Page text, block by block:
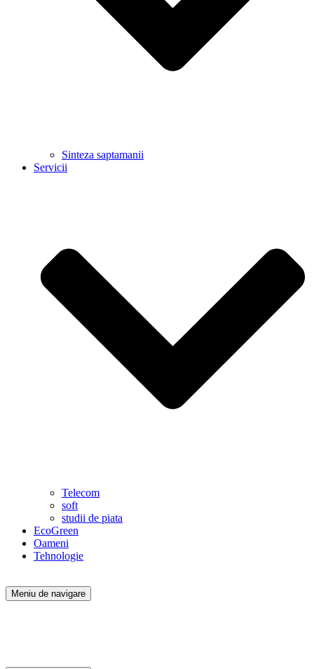
Sinteza saptamanii
Servicii
Telecom
soft
studii de piata
EcoGreen
Oameni
Tehnologie
Meniu de navigare